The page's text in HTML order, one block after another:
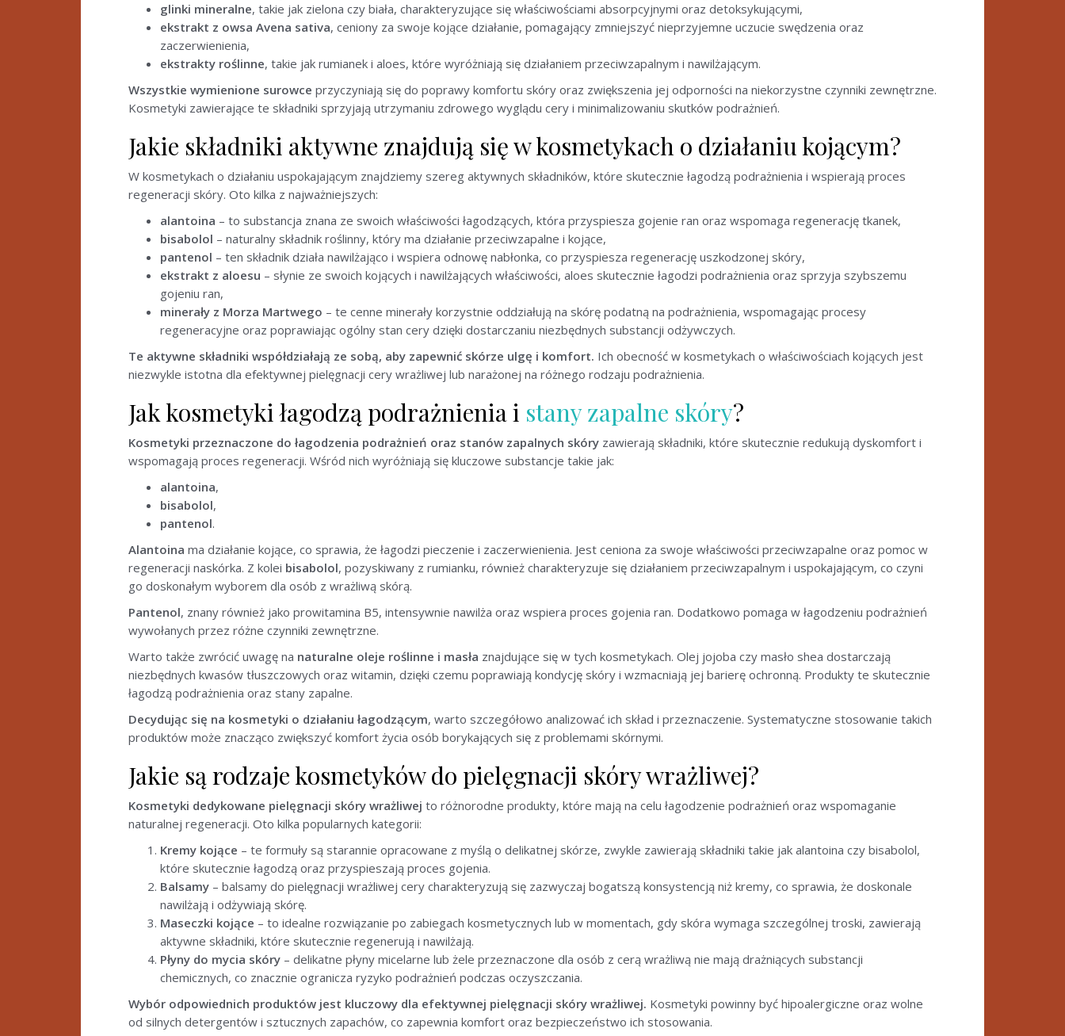
glinki mineralne, takie jak zielona czy biała, charakteryzujące się właściwościami absorpcyjnymi oraz detoksykującymi,
ekstrakt z owsa Avena sativa, ceniony za swoje kojące działanie, pomagający zmniejszyć nieprzyjemne uczucie swędzenia oraz
zaczerwienienia,
ekstrakty roślinne, takie jak rumianek i aloes, które wyróżniają się działaniem przeciwzapalnym i nawilżającym.
Wszystkie wymienione surowce przyczyniają się do poprawy komfortu skóry oraz zwiększenia jej odporności na niekorzystne czynniki zewnętrzne.
Kosmetyki zawierające te składniki sprzyjają utrzymaniu zdrowego wyglądu cery i minimalizowaniu skutków podrażnień.
Jakie składniki aktywne znajdują się w kosmetykach o działaniu kojącym?
W kosmetykach o działaniu uspokajającym znajdziemy szereg aktywnych składników, które skutecznie łagodzą podrażnienia i wspierają proces
regeneracji skóry. Oto kilka z najważniejszych:
alantoina – to substancja znana ze swoich właściwości łagodzących, która przyspiesza gojenie ran oraz wspomaga regenerację tkanek,
bisabolol – naturalny składnik roślinny, który ma działanie przeciwzapalne i kojące,
pantenol – ten składnik działa nawilżająco i wspiera odnowę nabłonka, co przyspiesza regenerację uszkodzonej skóry,
ekstrakt z aloesu – słynie ze swoich kojących i nawilżających właściwości, aloes skutecznie łagodzi podrażnienia oraz sprzyja szybszemu
gojeniu ran,
minerały z Morza Martwego – te cenne minerały korzystnie oddziałują na skórę podatną na podrażnienia, wspomagając procesy
regeneracyjne oraz poprawiając ogólny stan cery dzięki dostarczaniu niezbędnych substancji odżywczych.
Te aktywne składniki współdziałają ze sobą, aby zapewnić skórze ulgę i komfort. Ich obecność w kosmetykach o właściwościach kojących jest
niezwykle istotna dla efektywnej pielęgnacji cery wrażliwej lub narażonej na różnego rodzaju podrażnienia.
Jak kosmetyki łagodzą podrażnienia i stany zapalne skóry?
Kosmetyki przeznaczone do łagodzenia podrażnień oraz stanów zapalnych skóry zawierają składniki, które skutecznie redukują dyskomfort i
wspomagają proces regeneracji. Wśród nich wyróżniają się kluczowe substancje takie jak:
alantoina,
bisabolol,
pantenol.
Alantoina ma działanie kojące, co sprawia, że łagodzi pieczenie i zaczerwienienia. Jest ceniona za swoje właściwości przeciwzapalne oraz pomoc w
regeneracji naskórka. Z kolei bisabolol, pozyskiwany z rumianku, również charakteryzuje się działaniem przeciwzapalnym i uspokajającym, co czyni
go doskonałym wyborem dla osób z wrażliwą skórą.
Pantenol, znany również jako prowitamina B5, intensywnie nawilża oraz wspiera proces gojenia ran. Dodatkowo pomaga w łagodzeniu podrażnień
wywołanych przez różne czynniki zewnętrzne.
Warto także zwrócić uwagę na naturalne oleje roślinne i masła znajdujące się w tych kosmetykach. Olej jojoba czy masło shea dostarczają
niezbędnych kwasów tłuszczowych oraz witamin, dzięki czemu poprawiają kondycję skóry i wzmacniają jej barierę ochronną. Produkty te skutecznie
łagodzą podrażnienia oraz stany zapalne.
Decydując się na kosmetyki o działaniu łagodzącym, warto szczegółowo analizować ich skład i przeznaczenie. Systematyczne stosowanie takich
produktów może znacząco zwiększyć komfort życia osób borykających się z problemami skórnymi.
Jakie są rodzaje kosmetyków do pielęgnacji skóry wrażliwej?
Kosmetyki dedykowane pielęgnacji skóry wrażliwej to różnorodne produkty, które mają na celu łagodzenie podrażnień oraz wspomaganie
naturalnej regeneracji. Oto kilka popularnych kategorii:
Kremy kojące – te formuły są starannie opracowane z myślą o delikatnej skórze, zwykle zawierają składniki takie jak alantoina czy bisabolol,
które skutecznie łagodzą oraz przyspieszają proces gojenia.
Balsamy – balsamy do pielęgnacji wrażliwej cery charakteryzują się zazwyczaj bogatszą konsystencją niż kremy, co sprawia, że doskonale
nawilżają i odżywiają skórę.
Maseczki kojące – to idealne rozwiązanie po zabiegach kosmetycznych lub w momentach, gdy skóra wymaga szczególnej troski, zawierają
aktywne składniki, które skutecznie regenerują i nawilżają.
Płyny do mycia skóry – delikatne płyny micelarne lub żele przeznaczone dla osób z cerą wrażliwą nie mają drażniących substancji
chemicznych, co znacznie ogranicza ryzyko podrażnień podczas oczyszczania.
Wybór odpowiednich produktów jest kluczowy dla efektywnej pielęgnacji skóry wrażliwej. Kosmetyki powinny być hipoalergiczne oraz wolne
od silnych detergentów i sztucznych zapachów, co zapewnia komfort oraz bezpieczeństwo ich stosowania.